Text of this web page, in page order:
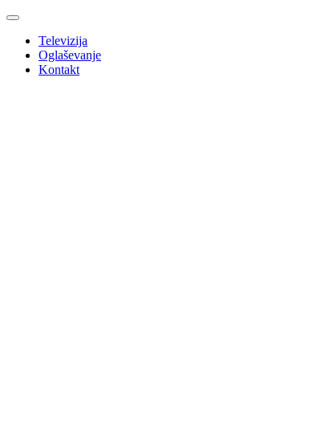
Televizija
Oglaševanje
Kontakt